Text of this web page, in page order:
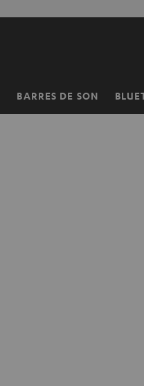
BARRES DE SON